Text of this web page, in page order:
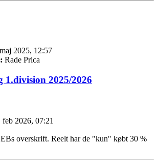
2025, 12:57
Rade Prica
1.division 2025/2026
feb 2026, 07:21
overskrift. Reelt har de "kun" købt 30 %